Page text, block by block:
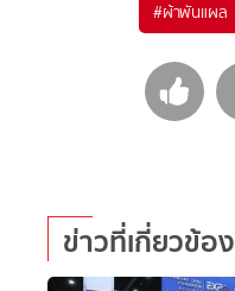
#ผ้าพันแผล
ข่าวที่เกี่ยวข้อง